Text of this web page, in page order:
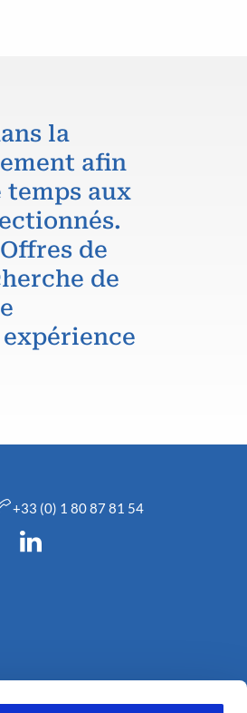
la
afin
temps aux
de
de
+33 (0) 1 80 87 81 54